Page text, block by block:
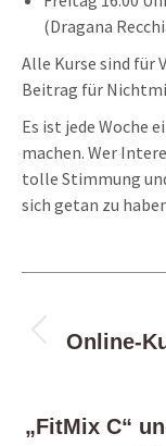
(Dragana
Alle Kurse sind für
Beitrag für
Es ist jede Woche
machen. Wer
tolle Stimmung
sich getan zu
Online-
„FitMix C“